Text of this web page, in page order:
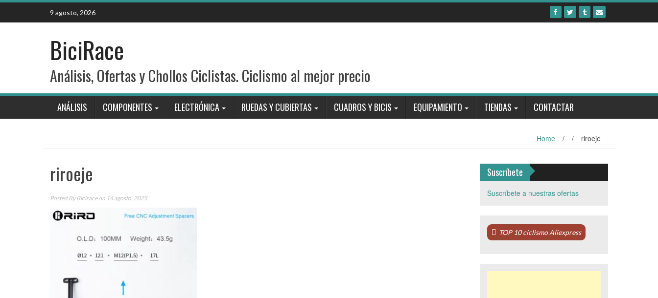
Skip
content
9 agosto, 2026
BiciRace
Análisis, Ofertas y Chollos Ciclistas. Ciclismo al mejor precio
ANÁLISIS COMPONENTES ELECTRÓNICA RUEDAS Y CUBIERTAS CUADROS Y BICIS EQUIPAMIENTO TIENDAS CONTACTAR
Home / / riroeje
riroeje
Posted ByBiciraceon 14 agosto, 2025
Suscríbete
Suscríbete a nuestras ofertas
TOP 10 ciclismo Aliexpress